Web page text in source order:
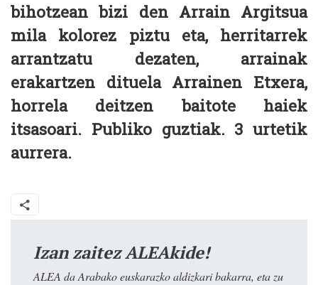
bihotzean bizi den Arrain Argitsua
mila kolorez piztu eta, herritarrek
arrantzatu dezaten, arrainak
erakartzen dituela Arrainen Etxera,
horrela deitzen baitote haiek
itsasoari. Publiko guztiak. 3 urtetik
aurrera.
Izan zaitez ALEAkide!
ALEA da Arabako euskarazko aldizkari bakarra, eta zu